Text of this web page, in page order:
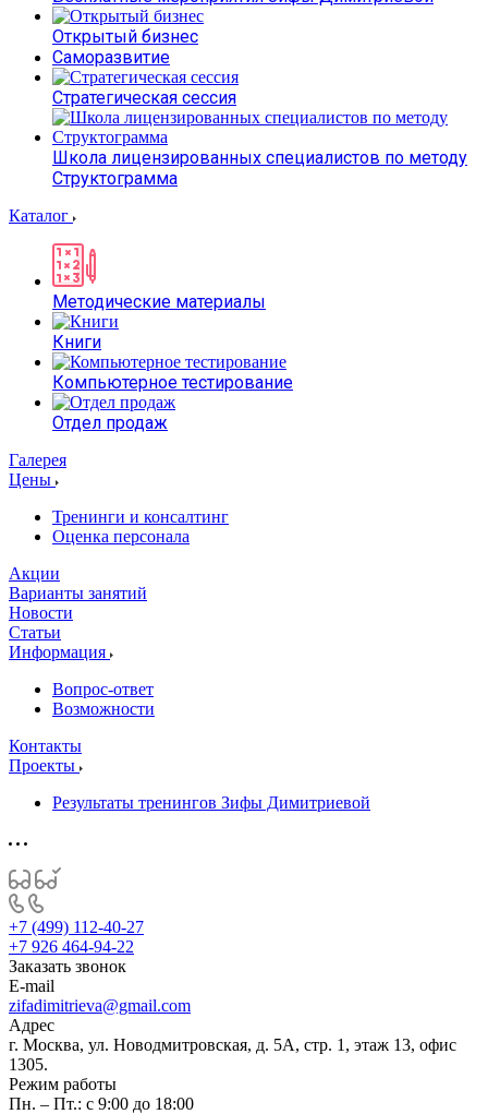
Открытый бизнес
Саморазвитие
Стратегическая сессия
Школа лицензированных специалистов по методу
Структограмма
Каталог
Методические материалы
Книги
Компьютерное тестирование
Отдел продаж
Галерея
Цены
Тренинги и консалтинг
Оценка персонала
Акции
Варианты занятий
Новости
Статьи
Информация
Вопрос-ответ
Возможности
Контакты
Проекты
Результаты тренингов Зифы Димитриевой
+7 (499) 112-40-27
+7 926 464-94-22
Заказать звонок
E-mail
zifadimitrieva@gmail.com
Адрес
г. Москва, ул. Новодмитровская, д. 5А, стр. 1, этаж 13, офис
1305.
Режим работы
Пн. – Пт.: с 9:00 до 18:00